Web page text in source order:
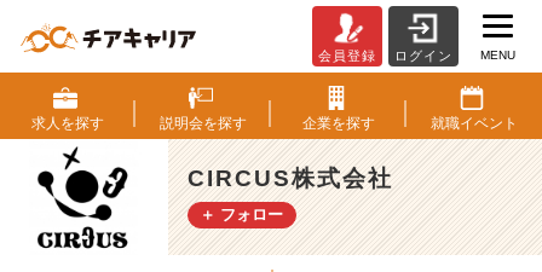
I
R
C
U
S
株
会員登録 ログイン MENU
求人を探す 説明会を探す 企業を探す 就職イベント
CIRCUS株式会社
＋ フォロー